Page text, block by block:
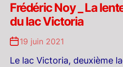
Frédéric Noy _ La
du lac Victoria
19 juin 2021
Le lac Victoria, deuxième